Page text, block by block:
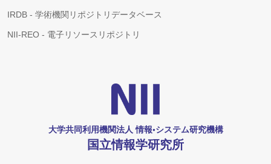
IRDB - 学術機関リポジトリデータベース
NII-REO - 電子リソースリポジトリ
大学共同利用機関法人 情報•システム研究機構
国立情報学研究所